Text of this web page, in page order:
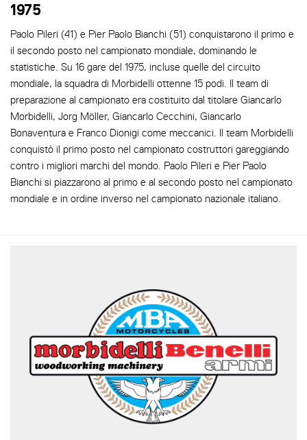
1975
Paolo Pileri (41) e Pier Paolo Bianchi (51) conquistarono il primo e
il secondo posto nel campionato mondiale, dominando le
statistiche. Su 16 gare del 1975, incluse quelle del circuito
mondiale, la squadra di Morbidelli ottenne 15 podi. Il team di
preparazione al campionato era costituito dal titolare Giancarlo
Morbidelli, Jorg Möller, Giancarlo Cecchini, Giancarlo
Bonaventura e Franco Dionigi come meccanici. Il team Morbidelli
conquistò il primo posto nel campionato costruttori gareggiando
contro i migliori marchi del mondo. Paolo Pileri e Pier Paolo
Bianchi si piazzarono al primo e al secondo posto nel campionato
mondiale e in ordine inverso nel campionato nazionale italiano.